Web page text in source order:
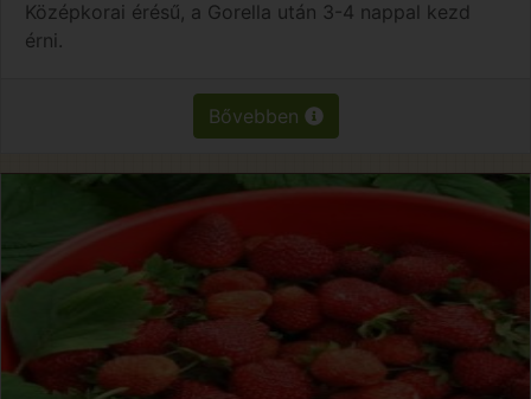
Középkorai érésű, a Gorella után 3-4 nappal kezd
érni.
Bővebben